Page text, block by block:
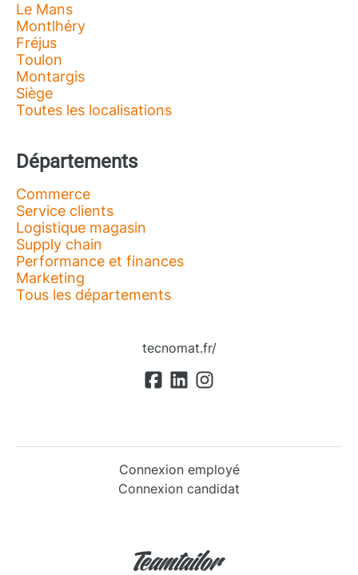
Le Mans
Montlhéry
Fréjus
Toulon
Montargis
Siège
Toutes les localisations
Départements
Commerce
Service clients
Logistique magasin
Supply chain
Performance et finances
Marketing
Tous les départements
tecnomat.fr/
Connexion employé
Connexion candidat